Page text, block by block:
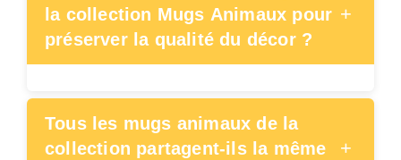
la collection Mugs Animaux pour
préserver la qualité du décor ?
+
Tous les mugs animaux de la
collection partagent-ils la même
+